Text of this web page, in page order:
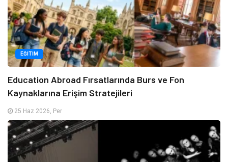
EĞITIM
Education Abroad Fırsatlarında Burs ve Fon
Kaynaklarına Erişim Stratejileri
25 Haz 2026, Per